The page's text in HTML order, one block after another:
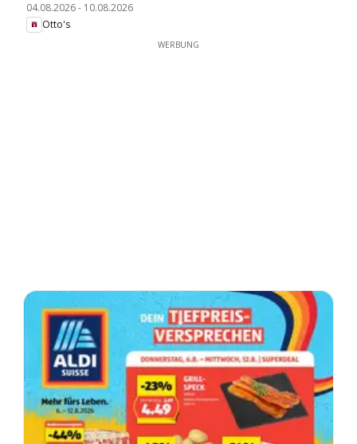
04.08.2026- 10.08.2026
Otto's
WERBUNG